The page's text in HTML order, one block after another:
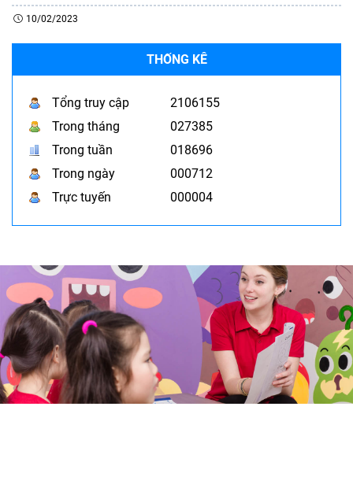
10/02/2023
THỐNG KÊ
Tổng truy cập
2106155
Trong tháng
027385
Trong tuần
018696
Trong ngày
000712
Trực tuyến
000004